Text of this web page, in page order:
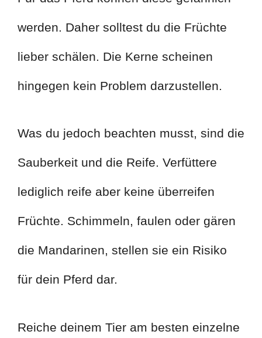
werden. Daher solltest du die Früchte
lieber schälen. Die Kerne scheinen
hingegen kein Problem darzustellen.
Was du jedoch beachten musst, sind die
Sauberkeit und die Reife. Verfüttere
lediglich reife aber keine überreifen
Früchte. Schimmeln, faulen oder gären
die Mandarinen, stellen sie ein Risiko
für dein Pferd dar.
Reiche deinem Tier am besten einzelne